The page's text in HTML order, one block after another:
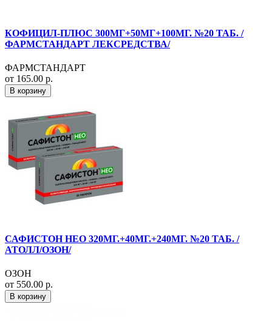
КОФИЦИЛ-ПЛЮС 300МГ+50МГ+100МГ. №20 ТАБ. /
ФАРМСТАНДАРТ ЛЕКСРЕДСТВА/
ФАРМСТАНДАРТ
от 165.00 р.
В корзину
САФИСТОН НЕО 320МГ.+40МГ.+240МГ. №20 ТАБ. /
АТОЛЛ/ОЗОН/
ОЗОН
от 550.00 р.
В корзину